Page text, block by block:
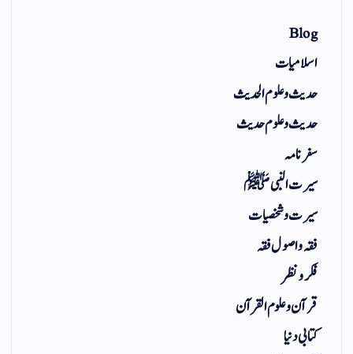
Blog
اسلامیات
حدیث و علوم الحدیث
حدیث و علوم حدیث
سفر نامہ
سیرت النبی ﷺ
سیرت و شخصیات
فقہ و اصول فقہ
فکر و نظر
قرآن و علوم القرآن
کتابی دنیا